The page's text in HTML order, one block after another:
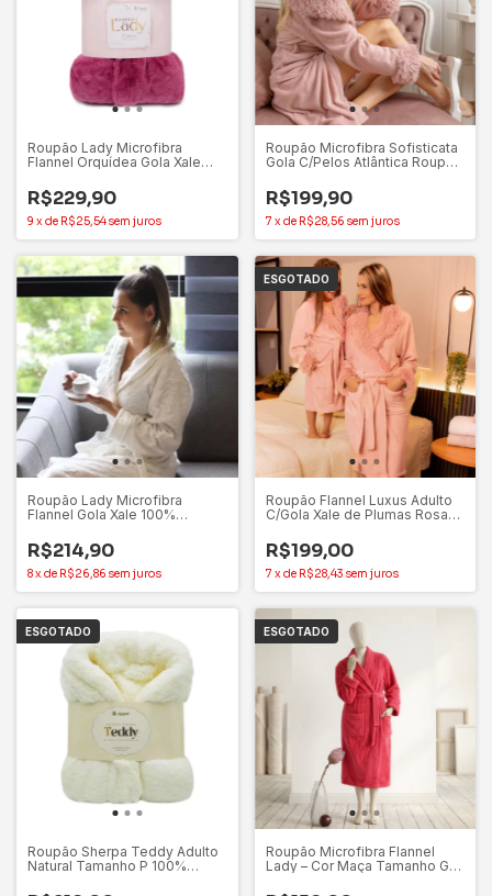
Roupão Lady Microfibra
Flannel Orquídea Gola Xale
R$229,90
9 xde R$25,54sem juros
Roupão Microfibra Sofisticata
Gola C/Pelos Atlântica Roupão
R$199,90
7 xde R$28,56 sem juros
Roupão Lady Microfibra
Flannel Gola Xale 100%
R$214,90
8x de R$26,86 sem juros
ESGOTADO
Roupão Flannel Luxus Adulto
C/Gola Xale de Plumas Rosa
R$199,00
7 x de R$28,43 sem juros
ESGOTADO
Roupão Sherpa Teddy Adulto
Natural Tamanho P 100%
ESGOTADO
Roupão Microfibra Flannel
Lady – Cor Maça Tamanho G